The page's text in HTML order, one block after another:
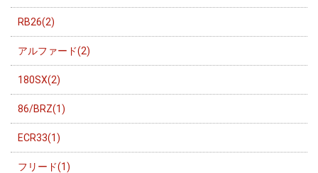
RB26(2)
アルファード(2)
180SX(2)
86/BRZ(1)
ECR33(1)
フリード(1)